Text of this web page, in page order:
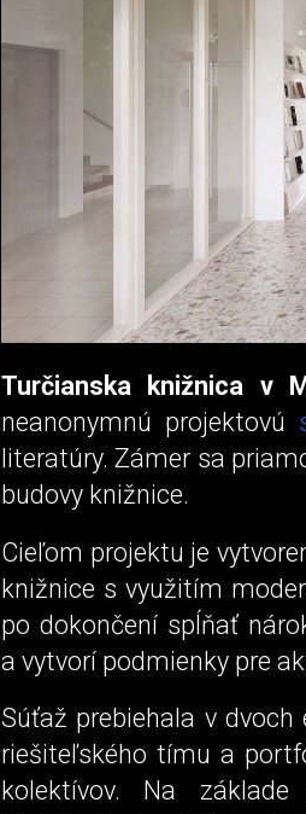
Turčianska knižnica v
neanonymnú projektovú
literatúry. Zámer sa
budovy knižnice.
Cieľom projektu je
knižnice s využitím
po dokončení spĺňať
a vytvorí podmienky pre
Súťaž prebiehala v
riešiteľského tímu a
kolektívov. Na základe